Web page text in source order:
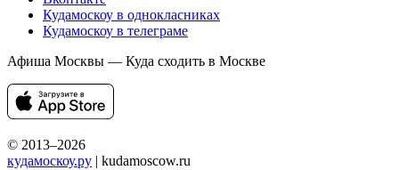
Кудамоскоу в однокласниках
Кудамоскоу в телеграме
Афиша Москвы — Куда сходить в Москве
© 2013–2026
кудамоскоу.ру | kudamoscow.ru